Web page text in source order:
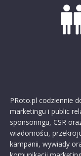
PRoto.pl codziennie
marketingu i public
sponsoringu, CSR
wiadomości,
kampanii, wywiady